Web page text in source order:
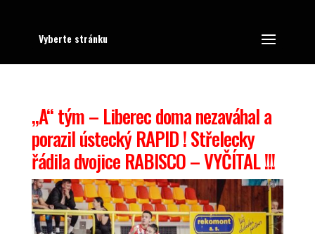
Vyberte stránku
„A“ tým – Liberec doma nezaváhal a
porazil ústecký RAPID ! Střelecky
řádila dvojice RABISCO – VYČÍTAL !!!